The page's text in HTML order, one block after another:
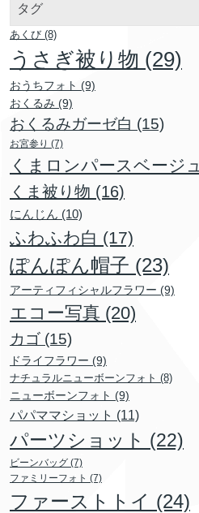
タグ
あくび (8)
うさぎ被り物 (29)
おうちフォト (9)
おくるみ (9)
おくるみガーゼ白 (15)
お宮参り (7)
くまロンパースベージュ
くま被り物 (16)
にんじん (10)
ふわふわ白 (17)
ぽんぽん帽子 (23)
アーティフィシャルフラワー (9)
エコー写真 (20)
カゴ (15)
ドライフラワー (9)
ナチュラルニューボーンフォト (8)
ニューボーンフォト (9)
パパママショット (11)
パーツショット (22)
ビーンバッグ (7)
ファミリーフォト (7)
ファーストトイ (24)